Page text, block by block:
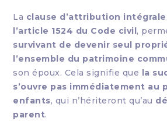
La clause d’attribution intégrale
l’article 1524 du Code civil,
survivant de devenir seul
l’ensemble du patrimoine
son époux. Cela signifie que la
s’ouvre pas immédiatement au
enfants, qui n’hériteront qu’au
parent.